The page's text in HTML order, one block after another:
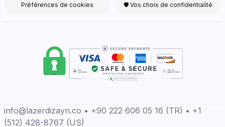
Préférences de cookies 🛡 Vos choix de confidentialité
info@lazerdizayn.co • +90 222 606 05 16 (TR) • +1
(512) 428-8767 (US)